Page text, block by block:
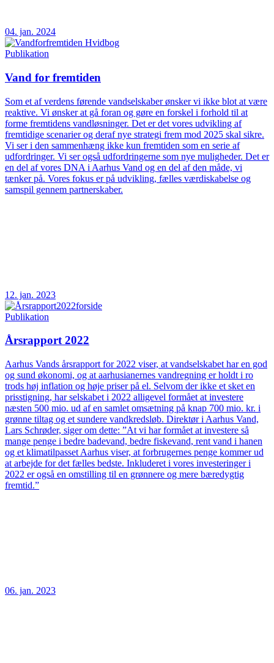
04. jan. 2024
Publikation
Vand for fremtiden
Som et af verdens førende vandselskaber ønsker vi ikke blot at være
reaktive. Vi ønsker at gå foran og gøre en forskel i forhold til at
forme fremtidens vandløsninger. Det er det vores udvikling af
fremtidige scenarier og deraf nye strategi frem mod 2025 skal sikre.
Vi ser i den sammenhæng ikke kun fremtiden som en serie af
udfordringer. Vi ser også udfordringerne som nye muligheder. Det er
en del af vores DNA i Aarhus Vand og en del af den måde, vi
tænker på. Vores fokus er på udvikling, fælles værdiskabelse og
samspil gennem partnerskaber.
12. jan. 2023
Publikation
Årsrapport 2022
Aarhus Vands årsrapport for 2022 viser, at vandselskabet har en god
og sund økonomi, og at aarhusianernes vandregning er holdt i ro
trods høj inflation og høje priser på el. Selvom der ikke et sket en
prisstigning, har selskabet i 2022 alligevel formået at investere
næsten 500 mio. ud af en samlet omsætning på knap 700 mio. kr. i
grønne tiltag og et sundere vandkredsløb. Direktør i Aarhus Vand,
Lars Schrøder, siger om dette: ”At vi har formået at investere så
mange penge i bedre badevand, bedre fiskevand, rent vand i hanen
og et klimatilpasset Aarhus viser, at forbrugernes penge kommer ud
at arbejde for det fælles bedste. Inkluderet i vores investeringer i
2022 er også en omstilling til en grønnere og mere bæredygtig
fremtid.”
06. jan. 2023